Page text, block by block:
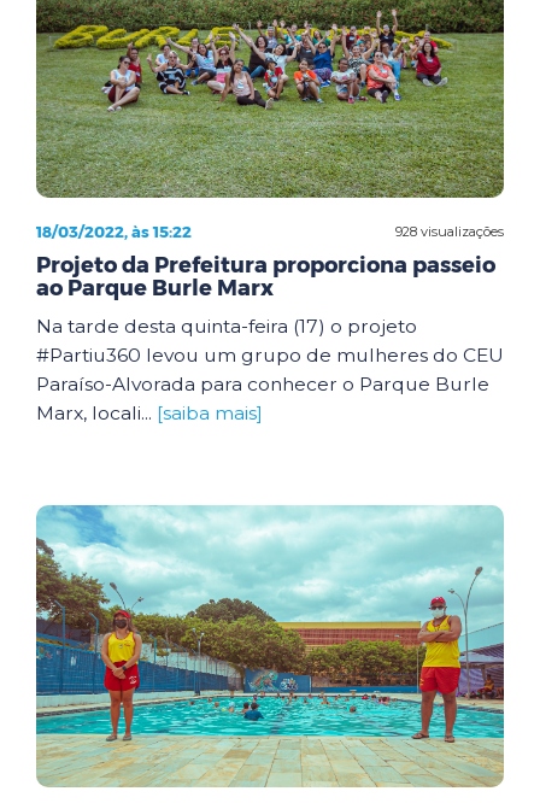
928 visualizações
18/03/2022, às 15:22
Projeto da Prefeitura proporciona passeio
ao Parque Burle Marx
Na tarde desta quinta-feira (17) o projeto
#Partiu360 levou um grupo de mulheres do CEU
Paraíso-Alvorada para conhecer o Parque Burle
Marx, locali... [saiba mais]